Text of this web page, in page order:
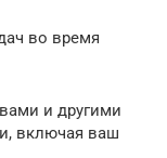
во время
и другими
включая ваш